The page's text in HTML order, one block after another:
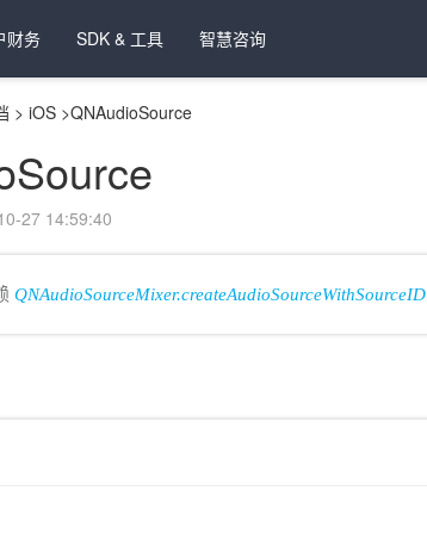
财务 SDK & 工具 智慧咨询
> iOS >QNAudioSource
27 14:59:40
QNAudioSourceMixer.createAudioSourceWithSourceID